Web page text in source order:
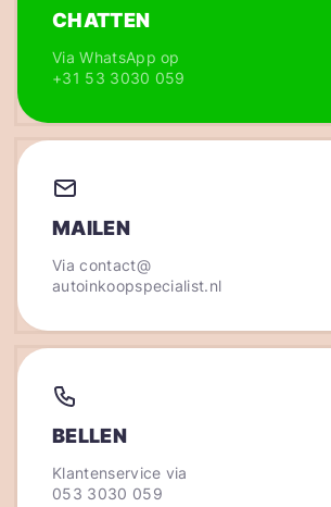
CHATTEN
Via WhatsApp op
+31 53 3030 059
MAILEN
Viacontact@
autoinkoopspecialist.nl
BELLEN
Klantenservice via
053 3030 059